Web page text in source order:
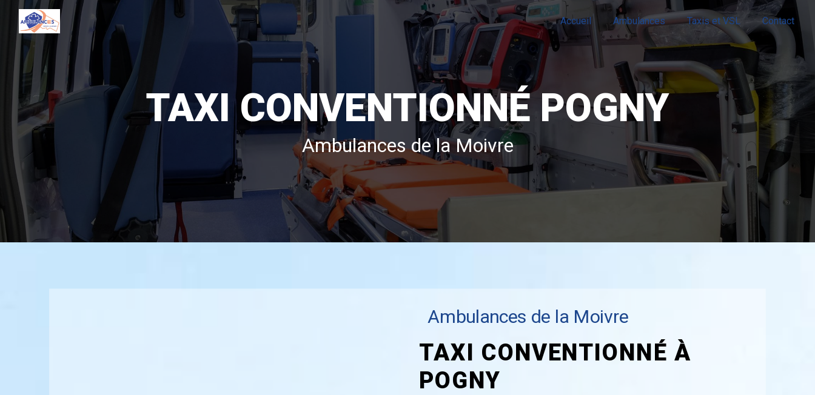
Accueil Ambulances Taxis et VSL Contact
TAXI CONVENTIONNÉ POGNY
Ambulances de la Moivre
Ambulances de la Moivre
TAXI CONVENTIONNÉ À
POGNY
Panneau de gestion des cookies